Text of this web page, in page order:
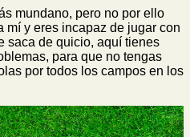
mundano, pero no por ello
mí y eres incapaz de jugar con
saca de quicio, aquí tienes
para que no tengas
por todos los campos en los